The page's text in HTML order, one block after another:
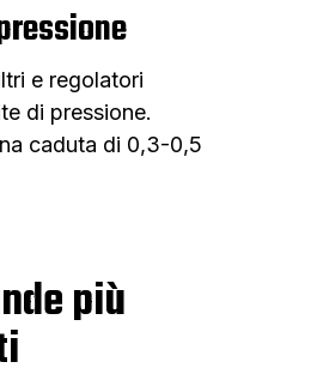
e regolatori
di pressione.
caduta di 0,3-0,5
più